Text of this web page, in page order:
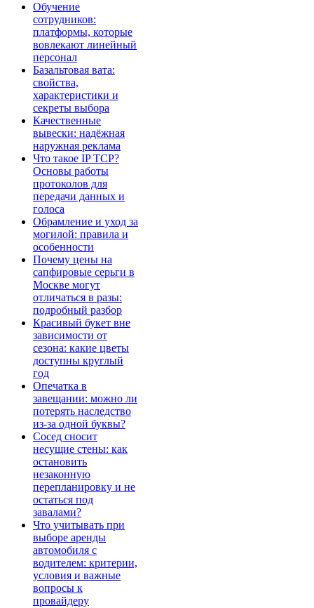
Обучение
сотрудников:
платформы, которые
вовлекают линейный
персонал
Базальтовая вата:
свойства,
характеристики и
секреты выбора
Качественные
вывески: надёжная
наружная реклама
Что такое IP TCP?
Основы работы
протоколов для
передачи данных и
голоса
Обрамление и уход за
могилой: правила и
особенности
Почему цены на
сапфировые серьги в
Москве могут
отличаться в разы:
подробный разбор
Красивый букет вне
зависимости от
сезона: какие цветы
доступны круглый
год
Опечатка в
завещании: можно ли
потерять наследство
из-за одной буквы?
Сосед сносит
несущие стены: как
остановить
незаконную
перепланировку и не
остаться под
завалами?
Что учитывать при
выборе аренды
автомобиля с
водителем: критерии,
условия и важные
вопросы к
провайдеру